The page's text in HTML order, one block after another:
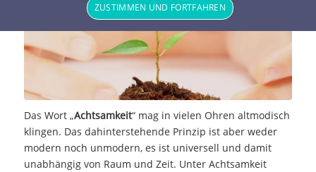
Das Wort „Achtsamkeit“ mag in vielen Ohren altmodisch
klingen. Das dahinterstehende Prinzip ist aber weder
modern noch unmodern, es ist universell und damit
unabhängig von Raum und Zeit. Unter Achtsamkeit
ZUSTIMMEN UND FORTFAHREN